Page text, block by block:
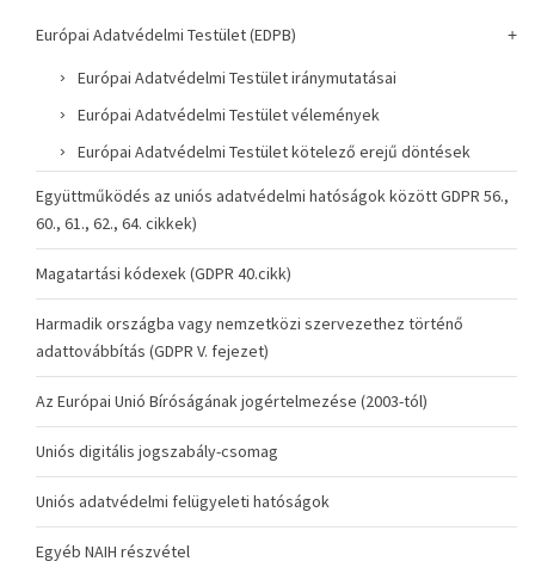
Európai Adatvédelmi Testület (EDPB)
Európai Adatvédelmi Testület iránymutatásai
Európai Adatvédelmi Testület vélemények
Európai Adatvédelmi Testület kötelező erejű döntések
Együttműködés az uniós adatvédelmi hatóságok között GDPR 56.,
60., 61., 62., 64. cikkek)
Magatartási kódexek (GDPR 40.cikk)
Harmadik országba vagy nemzetközi szervezethez történő
adattovábbítás (GDPR V. fejezet)
Az Európai Unió Bíróságának jogértelmezése (2003-tól)
Uniós digitális jogszabály-csomag
Uniós adatvédelmi felügyeleti hatóságok
Egyéb NAIH részvétel